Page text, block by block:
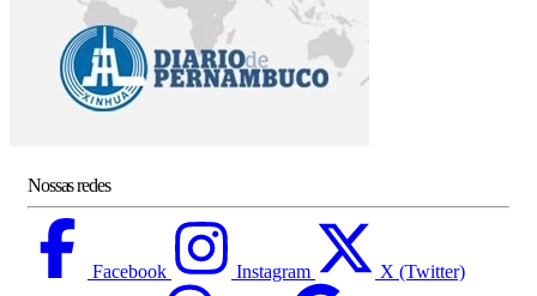
Nossas redes
Facebook Instagram X (Twitter)